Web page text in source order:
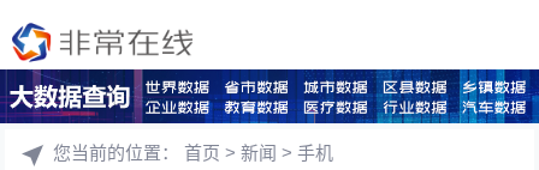
您当前的位置：首页 >新闻 >手机